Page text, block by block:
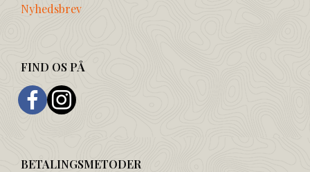
Nyhedsbrev
FIND OS PÅ
BETALINGSMETODER